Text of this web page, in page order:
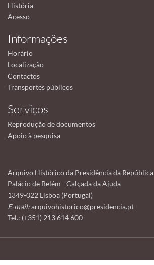
História
Acesso
Informações
Horário
Localização
Contactos
Transportes públicos
Serviços
Reprodução de documentos
Apoio à pesquisa
Arquivo Histórico da Presidência da República
Palácio de Belém - Calçada da Ajuda
1349-022 Lisboa (Portugal)
E-mail:arquivohistorico@presidencia.pt
Tel.: (+351) 213 614 600